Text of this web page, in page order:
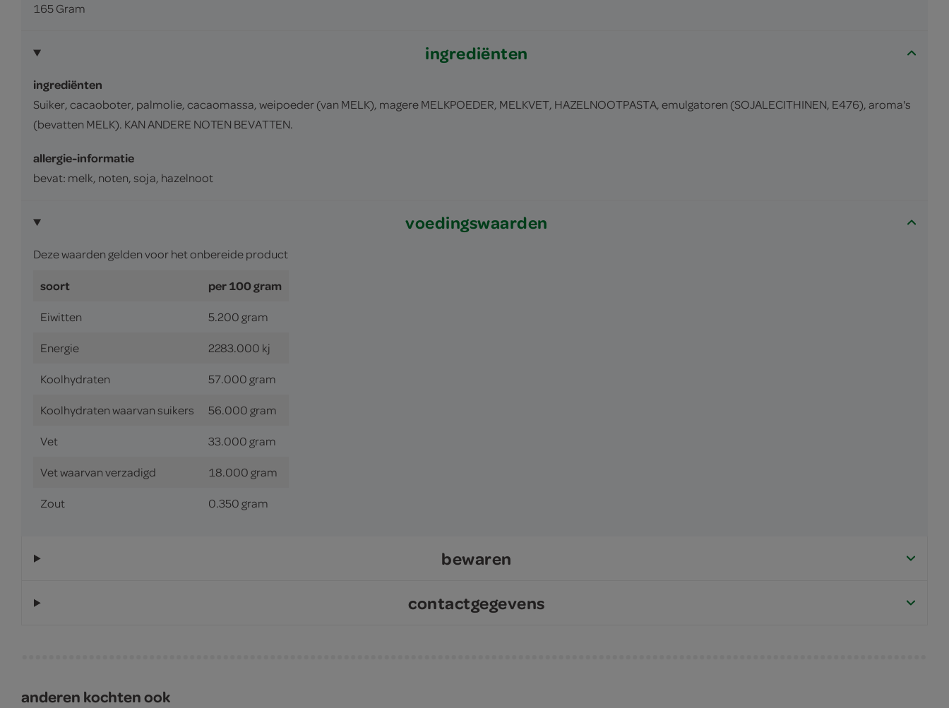
165 Gram
ingrediënten
ingrediënten
Suiker, cacaoboter, palmolie, cacaomassa, weipoeder (van MELK), magere MELKPOEDER, MELKVET, HAZELNOOTPASTA, emulgatoren (SOJALECITHINEN, E476), aroma's
(bevatten MELK). KAN ANDERE NOTEN BEVATTEN.
allergie-informatie
bevat: melk, noten, soja, hazelnoot
voedingswaarden
Deze waarden gelden voor het onbereide product
soort per 100 gram
Eiwitten 5.200 gram
Energie 2283.000 kj
Koolhydraten 57.000 gram
Koolhydraten waarvan suikers 56.000 gram
Vet 33.000 gram
Vet waarvan verzadigd 18.000 gram
Zout 0.350 gram
bewaren
contactgegevens
anderen kochten ook